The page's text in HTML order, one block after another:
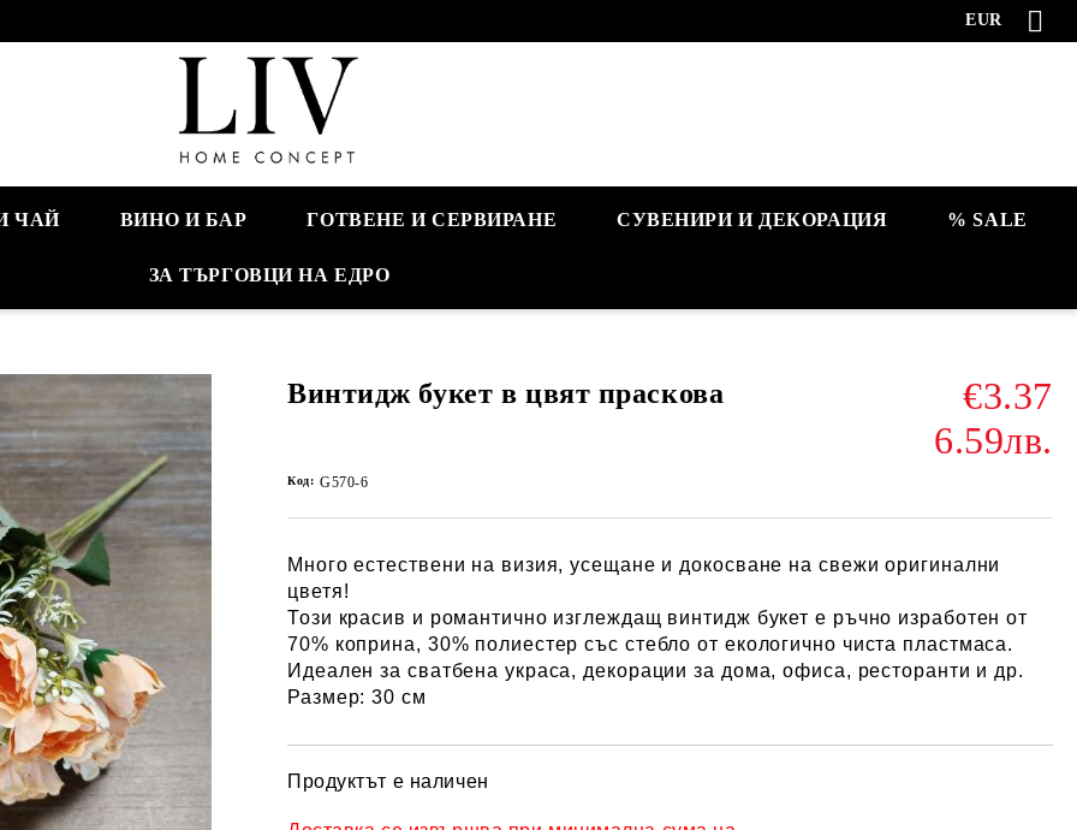
EUR
ЧАЙ ВИНО И БАР ГОТВЕНЕ И СЕРВИРАНЕ СУВЕНИРИ И ДЕКОРАЦИЯ % SALE
ЗА ТЪРГОВЦИ НА ЕДРО
Винтидж букет в цвят праскова
€3.37
6.59лв.
Код: G570-6
Много естествени на визия, усещане и докосване на свежи оригинални
цветя!
Този красив и романтично изглеждащ винтидж букет е ръчно изработен от
70% коприна, 30% полиестер със стебло от екологично чиста пластмаса.
Идеален за сватбена украса, декорации за дома, офиса, ресторанти и др.
Размер: 30 см
Продуктът е наличен